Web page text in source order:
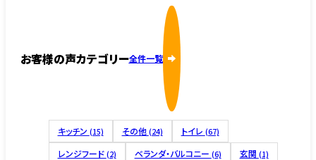
お客様の声カテゴリー全件一覧
キッチン (15) その他 (24) トイレ (67)
レンジフード (2) ベランダ・バルコニー (6) 玄関 (1)